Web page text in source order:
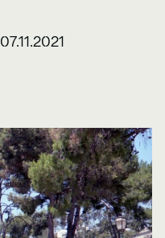
07.11.2021